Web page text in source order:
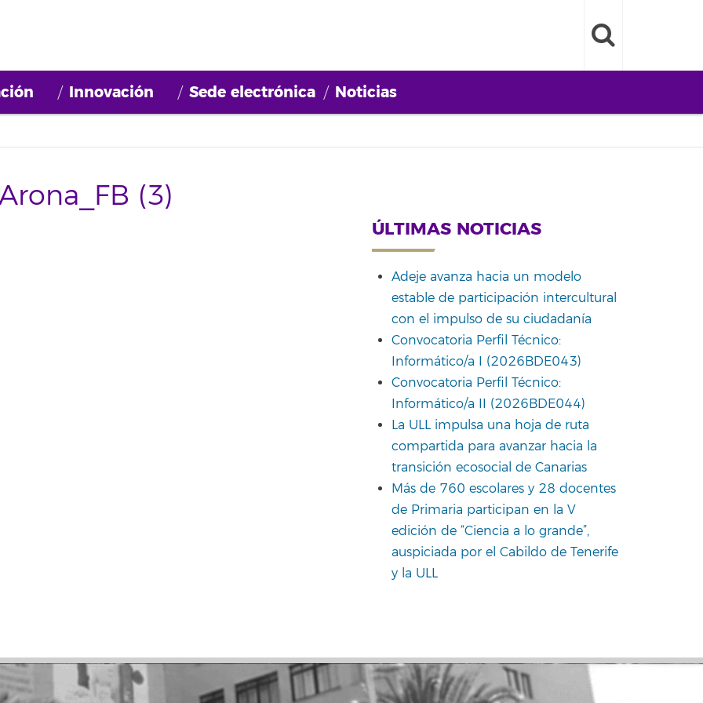
Innovación Sede electrónica Noticias
(3)
ÚLTIMAS NOTICIAS
Adeje avanza hacia un modelo
estable de participación intercultural
con el impulso de su ciudadanía
Convocatoria Perfil Técnico:
Informático/a I (2026BDE043)
Convocatoria Perfil Técnico:
Informático/a II (2026BDE044)
La ULL impulsa una hoja de ruta
compartida para avanzar hacia la
transición ecosocial de Canarias
Más de 760 escolares y 28 docentes
de Primaria participan en la V
edición de “Ciencia a lo grande”,
auspiciada por el Cabildo de Tenerife
y la ULL